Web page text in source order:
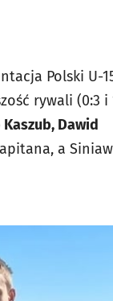
Polski U-
rywali (0:3 i
Dawid
a